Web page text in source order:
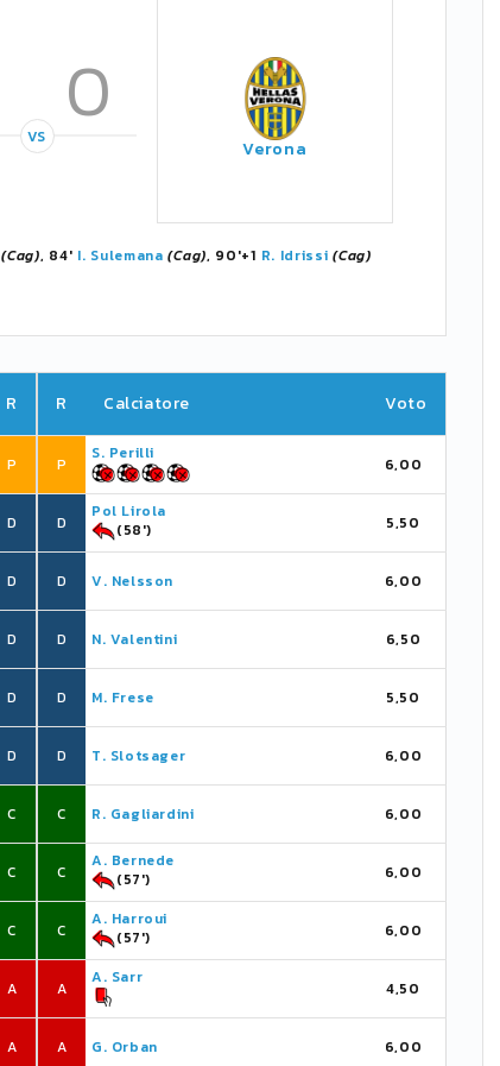
0
VS Verona
(Cag), 84' I. Sulemana(Cag), 90'+1 R. Idrissi (Cag)
R
P
D
D
D
D
D
C
C
C
A
A
R Calciatore Voto
P
S. Perilli
6,00
D
Pol Lirola
(58')
5,50
D V. Nelsson 6,00
D N. Valentini 6,50
D M. Frese 5,50
D T. Slotsager 6,00
C R. Gagliardini 6,00
C
A. Bernede
(57')
6,00
C
A. Harroui
(57')
6,00
A
A. Sarr
4,50
A G. Orban 6,00